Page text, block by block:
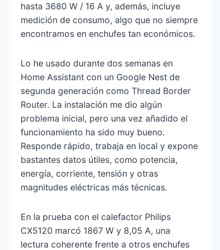
hasta 3680 W / 16 A y, además, incluye
medición de consumo, algo que no siempre
encontramos en enchufes tan económicos.
Lo he usado durante dos semanas en
Home Assistant con un Google Nest de
segunda generación como Thread Border
Router. La instalación me dio algún
problema inicial, pero una vez añadido el
funcionamiento ha sido muy bueno.
Responde rápido, trabaja en local y expone
bastantes datos útiles, como potencia,
energía, corriente, tensión y otras
magnitudes eléctricas más técnicas.
En la prueba con el calefactor Philips
CX5120 marcó 1867 W y 8,05 A, una
lectura coherente frente a otros enchufes